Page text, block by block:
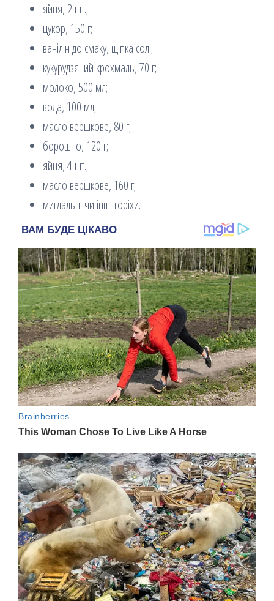
яйця, 2 шт.;
цукор, 150 г;
ванілін до смаку, щіпка солі;
кукурудзяний крохмаль, 70 г;
молоко, 500 мл;
вода, 100 мл;
масло вершкове, 80 г;
борошно, 120 г;
яйця, 4 шт.;
масло вершкове, 160 г;
мигдальні чи інші горіхи.